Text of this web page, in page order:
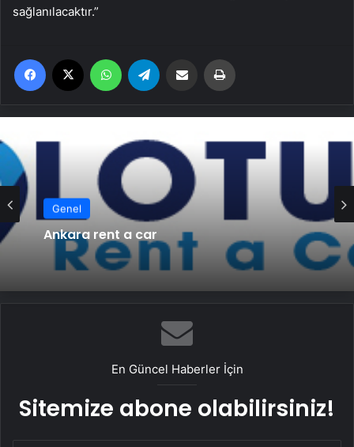
sağlanılacaktır.”
Facebook WhatsApp Email'den paylaş
Genel
Ankara rent a car
En Güncel Haberler İçin
Sitemize abone olabilirsiniz!